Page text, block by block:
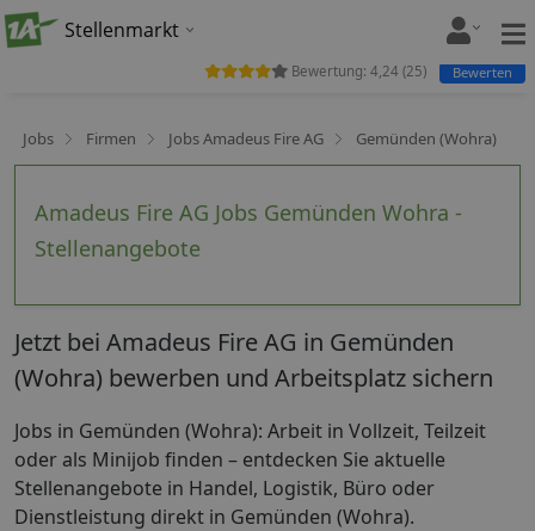
Stellenmarkt
Jobs Firmen Jobs Amadeus Fire AG Gemünden (Wohra)
Amadeus Fire AG Jobs Gemünden Wohra -
Stellenangebote
Bewertung: 4,24 (25) Bewerten
Jetzt bei Amadeus Fire AG in Gemünden
(Wohra) bewerben und Arbeitsplatz sichern
Jobs in Gemünden (Wohra): Arbeit in Vollzeit, Teilzeit
oder als Minijob finden – entdecken Sie aktuelle
Stellenangebote in Handel, Logistik, Büro oder
Dienstleistung direkt in Gemünden (Wohra).